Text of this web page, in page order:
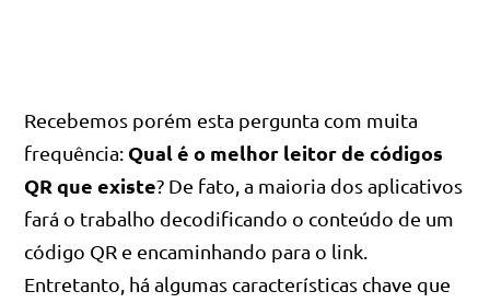
Recebemos porém esta pergunta com muita
frequência: Qual é o melhor leitor de códigos
QR que existe? De fato, a maioria dos aplicativos
fará o trabalho decodificando o conteúdo de um
código QR e encaminhando para o link.
Entretanto, há algumas características chave que